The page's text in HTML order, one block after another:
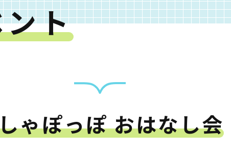
ト
ゃぽっぽ おはなし会
蔵書検索・マイページ